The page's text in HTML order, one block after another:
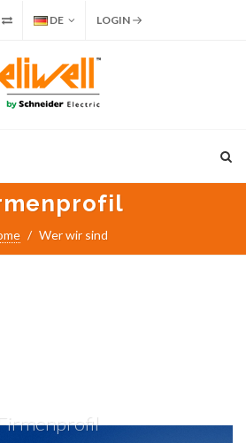
DE LOGIN
Wer wir sind